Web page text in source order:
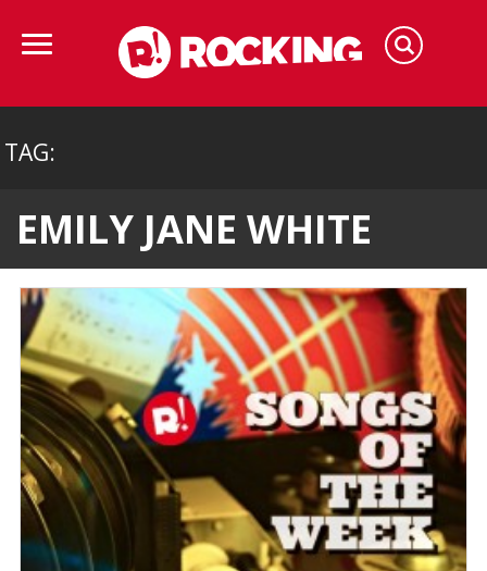
TAG:
EMILY JANE WHITE